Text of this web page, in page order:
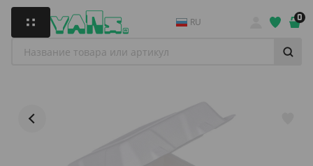
RU 0